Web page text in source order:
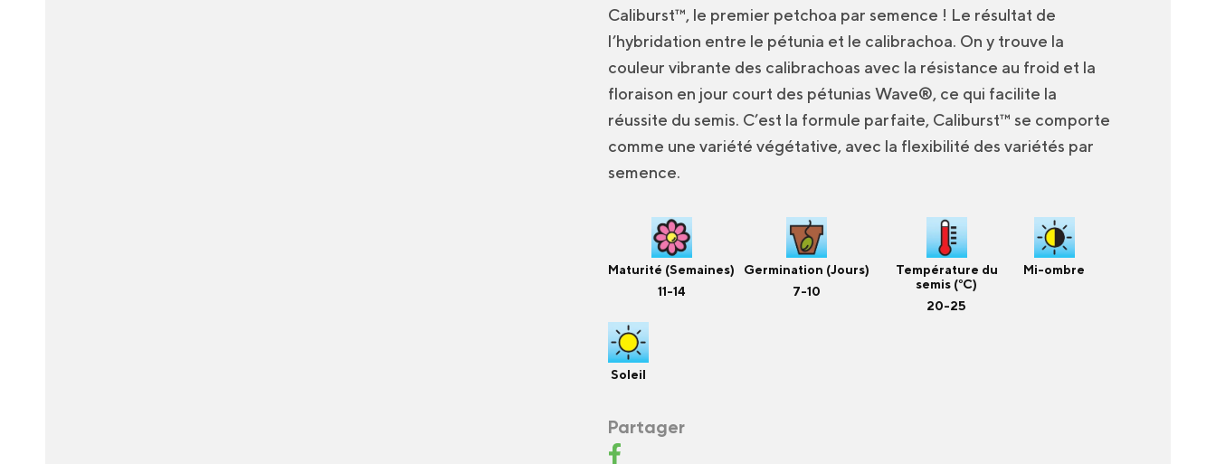
Caliburst™, le premier petchoa par semence ! Le résultat de
l’hybridation entre le pétunia et le calibrachoa. On y trouve la
couleur vibrante des calibrachoas avec la résistance au froid et la
floraison en jour court des pétunias Wave®, ce qui facilite la
réussite du semis. C’est la formule parfaite, Caliburst™ se comporte
comme une variété végétative, avec la flexibilité des variétés par
semence.
Maturité (Semaines)
11-14
Germination (Jours)
7-10
Température du
semis (°C)
20-25
Mi-ombre
Soleil
Partager